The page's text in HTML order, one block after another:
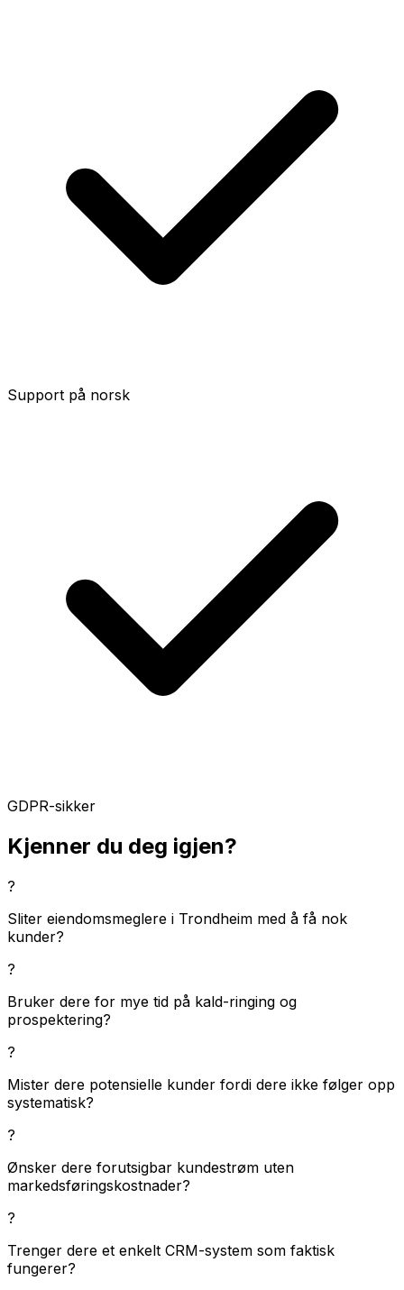
Support på norsk
GDPR-sikker
Kjenner du deg igjen?
?
Sliter eiendomsmeglere i Trondheim med å få nok
kunder?
?
Bruker dere for mye tid på kald-ringing og
prospektering?
?
Mister dere potensielle kunder fordi dere ikke følger opp
systematisk?
?
Ønsker dere forutsigbar kundestrøm uten
markedsføringskostnader?
?
Trenger dere et enkelt CRM-system som faktisk
fungerer?